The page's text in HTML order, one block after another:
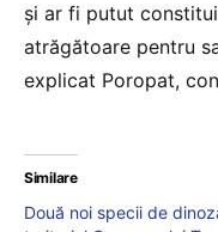
şi ar fi putut
atrăgătoare pentru
explicat Poropat,
Similare
Două noi specii de